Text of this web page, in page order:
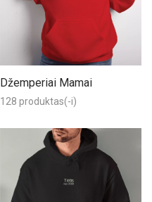
Džemperiai Mamai
128 produktas(-i)